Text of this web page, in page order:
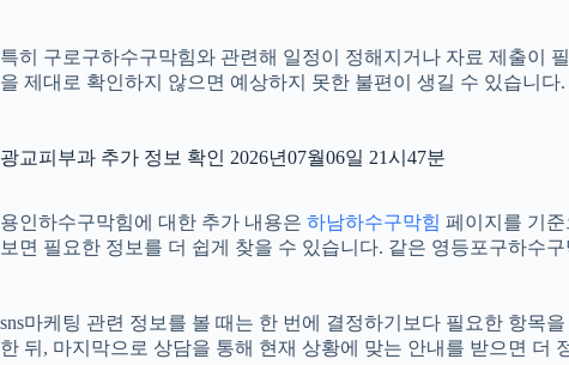
특히 구로구하수구막힘와 관련해 일정이 정해지거나 자료 제출이
을 제대로 확인하지 않으면 예상하지 못한 불편이 생길 수 있습니
광교피부과 추가 정보 확인 2026년07월06일 21시47분
용인하수구막힘에 대한 추가 내용은 하남하수구막힘 페이지를 기준
보면 필요한 정보를 더 쉽게 찾을 수 있습니다. 같은 영등포구하수
sns마케팅 관련 정보를 볼 때는 한 번에 결정하기보다 필요한 항목
한 뒤, 마지막으로 상담을 통해 현재 상황에 맞는 안내를 받으면 더